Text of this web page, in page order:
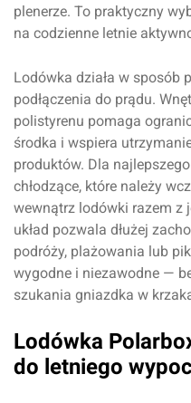
plenerze. To praktyczny
na codzienne letnie
Lodówka działa w sposób
podłączenia do prądu.
polistyrenu pomaga
środka i wspiera
produktów. Dla
chłodzące, które należy
wewnątrz lodówki razem z
układ pozwala dłużej
podróży, plażowania lub
wygodne i niezawodne —
szukania gniazdka w
Lodówka
do letniego